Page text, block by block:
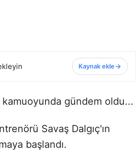
Kaynak ekle
gündem oldu...
Savaş Dalgıç'ın
başlandı.